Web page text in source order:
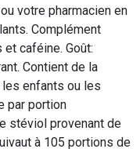
votre pharmacien en
Complément
caféine. Goût:
Contient de la
les enfants ou les
par portion
stéviol provenant de
à 105 portions de